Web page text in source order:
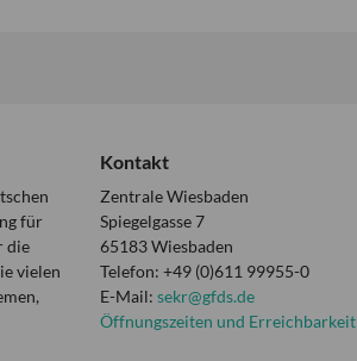
für
die
vielen
Kontakt
Zentrale Wiesbaden
Spiegelgasse 7
65183 Wiesbaden
Telefon: +49 (0)611 99955-0
E-Mail: sekr@gfds.de
Öffnungszeiten und Erreichbarkeit